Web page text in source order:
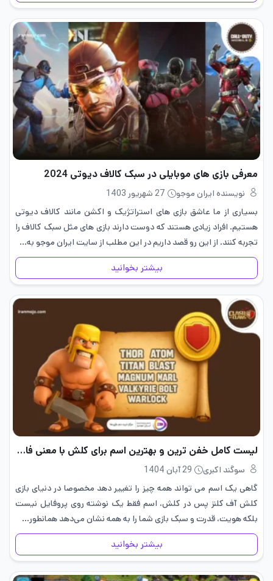
معرفی بازی های موبایلی در سبک کالاف دیوتی 2024
نویسنده ایران موجو
27 شهریور 1403
بسیاری از ما عاشق بازی های استراتژیک و اکشن مانند کالاف دیوتی
هستیم. افراد زیادی هستند که دوست دارند بازی های مثل سبک کالاف را
تجربه کنند. از این رو قصد داریم در این مطلب از سایت ایران موجو به…
بیشتر بخوانید
لیست کامل خفن ترین و بهترین اسم برای کلش با معنی فارسی
سوگند اکبری
29 آبان 1404
گاهی یک اسم می تواند همه چیز را تغییر دهد مخصوصا در دنیای بازی
کلش آف کلنز پس در کلش، اسم فقط یک نوشته روی پروفایل نیست
بلکه هویت، قدرت و سبک بازی شما را به همه نشان می‌دهد همانطور…
بیشتر بخوانید